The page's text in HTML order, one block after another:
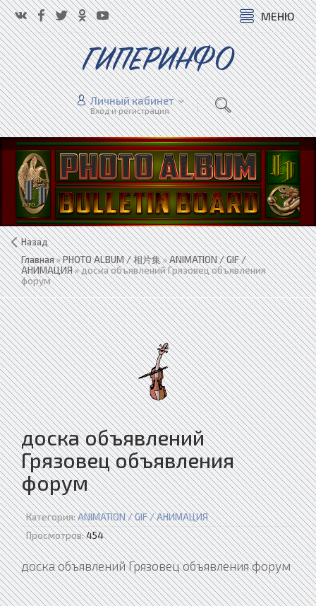
МЕНЮ
ГИПЕРИНФО
Личный кабинет
Вход и регистрация
Назад
Главная»PHOTO ALBUM / 相片集»ANIMATION / GIF /
АНИМАЦИЯ» доска объявлений Грязовец объявления
форум
доска объявлений
Грязовец объявления
форум
Категория:ANIMATION / GIF / АНИМАЦИЯ
Просмотров:454
доска объявлений Грязовец объявления форум